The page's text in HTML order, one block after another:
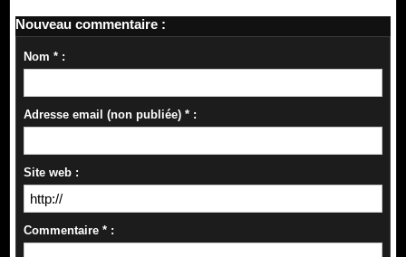
Nouveau commentaire :
Nom * :
Adresse email (non publiée) * :
Site web :
Commentaire * :